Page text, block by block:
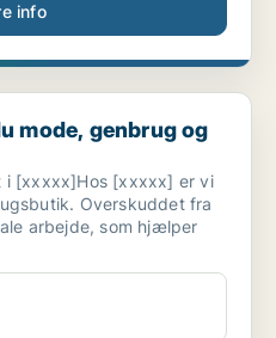
info
og fællesskab...
mode, genbrug og
i [xxxxx]Hos [xxxxx] er vi
Overskuddet fra
arbejde, som hjælper